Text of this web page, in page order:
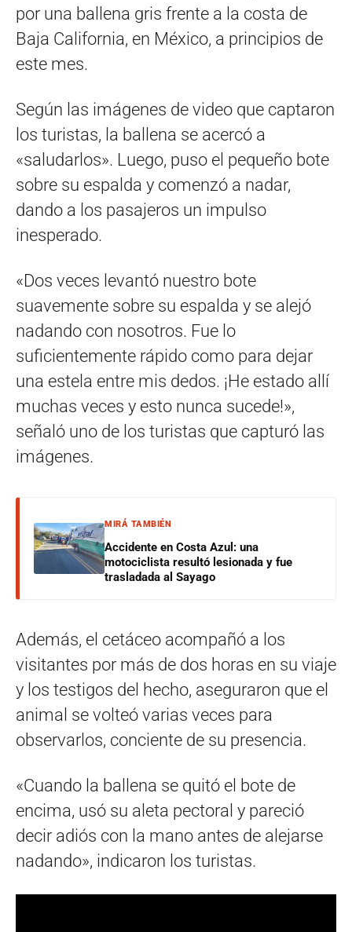
por una ballena gris frente a la costa de
Baja California, en México, a principios de
este mes.
Según las imágenes de video que captaron
los turistas, la ballena se acercó a
«saludarlos». Luego, puso el pequeño bote
sobre su espalda y comenzó a nadar,
dando a los pasajeros un impulso
inesperado.
«Dos veces levantó nuestro bote
suavemente sobre su espalda y se alejó
nadando con nosotros. Fue lo
suficientemente rápido como para dejar
una estela entre mis dedos. ¡He estado allí
muchas veces y esto nunca sucede!»,
señaló uno de los turistas que capturó las
imágenes.
MIRÁ TAMBIÉN
Accidente en Costa Azul: una
motociclista resultó lesionada y fue
trasladada al Sayago
Además, el cetáceo acompañó a los
visitantes por más de dos horas en su viaje
y los testigos del hecho, aseguraron que el
animal se volteó varias veces para
observarlos, conciente de su presencia.
«Cuando la ballena se quitó el bote de
encima, usó su aleta pectoral y pareció
decir adiós con la mano antes de alejarse
nadando», indicaron los turistas.